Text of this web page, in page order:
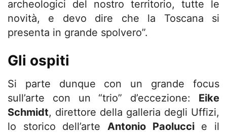
archeologici del nostro territorio, tutte le
novità, e devo dire che la Toscana si
presenta in grande spolvero”.
Gli ospiti
Si parte dunque con un grande focus
sull’arte con un “trio” d’eccezione: Eike
Schmidt, direttore della galleria degli Uffizi,
lo storico dell’arte Antonio Paoluccie il